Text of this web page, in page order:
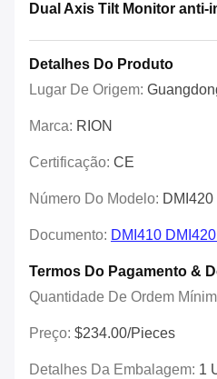
Dual Axis Tilt Monitor anti-
Detalhes Do Produto
Lugar De Origem:
Marca: RION
Certificação: CE
Número Do Modelo: DMI420
Documento: DMI410
Termos Do Pagamento &
Quantidade De Ordem
Preço: $234.00/Pieces
Detalhes Da Embalagem: 1